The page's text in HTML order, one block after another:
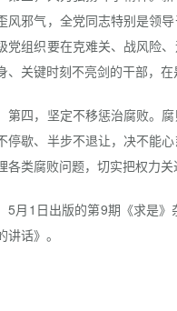
风邪气，全党同志特别是领
党组织要在克难关、战风险
、关键时刻不亮剑的干部，
四，坚定不移惩治腐败。腐
停歇、半步不退让，决不能
各类腐败问题，切实把权力
1日出版的第9期《求是》
讲话》。